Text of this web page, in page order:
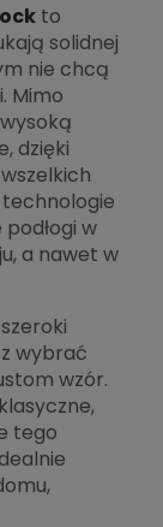
to
solidnej
nie chcą
Mimo
dzięki
w
a nawet w
wybrać
wzór.
tego